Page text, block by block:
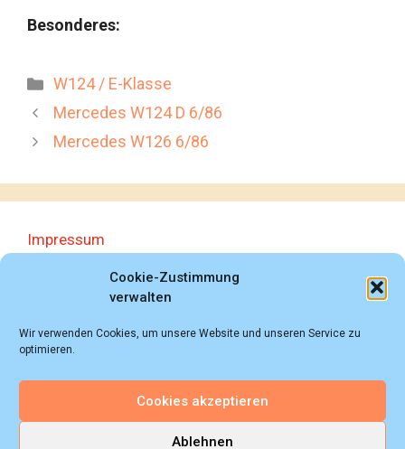
Cookie-Zustimmung
verwalten
Wir verwenden Cookies, um unsere Website und unseren Service zu
optimieren.
Cookies akzeptieren
Ablehnen
Besonderes:
Kategorien
W124 / E-Klasse
Mercedes W124 D 6/86
Mercedes W126 6/86
Impressum
Datenschutzerklärung
© 2018 - 2026 Autoprospektesammlung (Bernd